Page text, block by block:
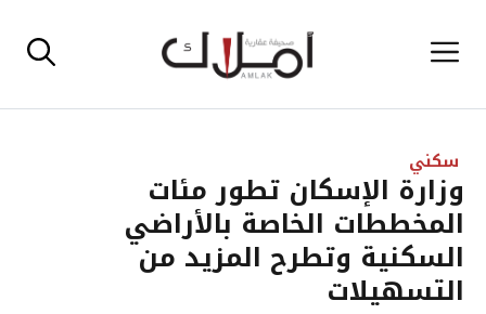
إلى القائمة
سكني
وزارة الإسكان تطور مئات
المخططات الخاصة بالأراضي
السكنية وتطرح المزيد من
التسهيلات